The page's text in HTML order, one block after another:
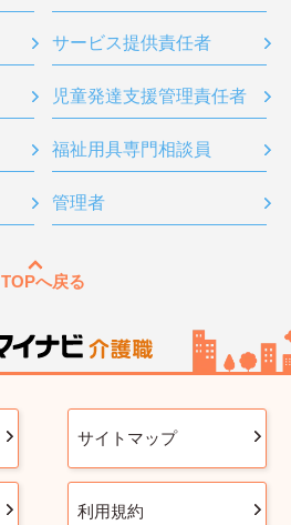
サービス提供責任者
児童発達支援管理責任者
福祉用具専門相談員
管理者
TOPへ戻る
サイトマップ
利用規約